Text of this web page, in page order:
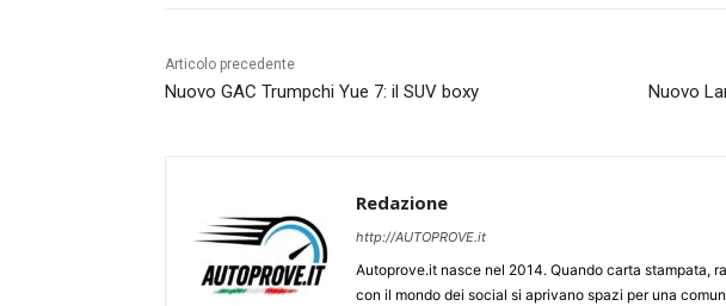
Articolo precedente
Nuovo GAC Trumpchi Yue 7: il SUV boxy Nuovo
Redazione
http://AUTOPROVE.it
Autoprove.it nasce nel 2014. Quando carta stampata,
con il mondo dei social si aprivano spazi per una